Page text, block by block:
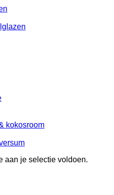
kokosroom
aan je selectie voldoen.